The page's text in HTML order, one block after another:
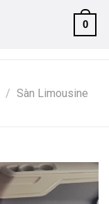
0
/ Sàn Limousine